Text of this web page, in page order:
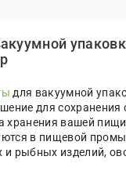
для вакуумной
для сохранения
хранения вашей
в пищевой
и рыбных изделий,